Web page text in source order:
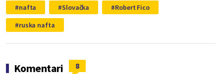
nafta Slovačka
Robert Fico
ruska nafta
Komentari 8